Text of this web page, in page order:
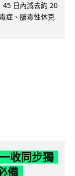
45 日內減去約 20
症、膿毒性休克
收同步獨
備